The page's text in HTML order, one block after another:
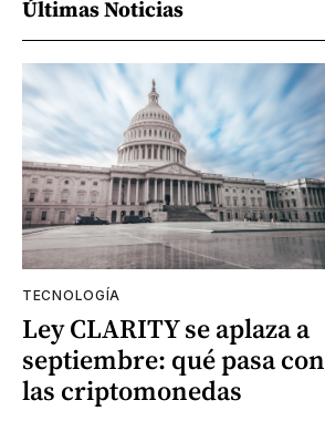
Últimas Noticias
TECNOLOGÍA
Ley CLARITY se aplaza a
septiembre: qué pasa con
las criptomonedas